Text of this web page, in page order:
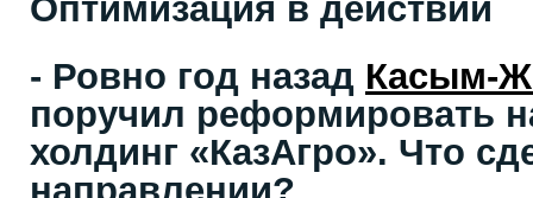
Оптимизация в действии
- Ровно год назад Касым-
поручил реформировать
холдинг «КазАгро». Что